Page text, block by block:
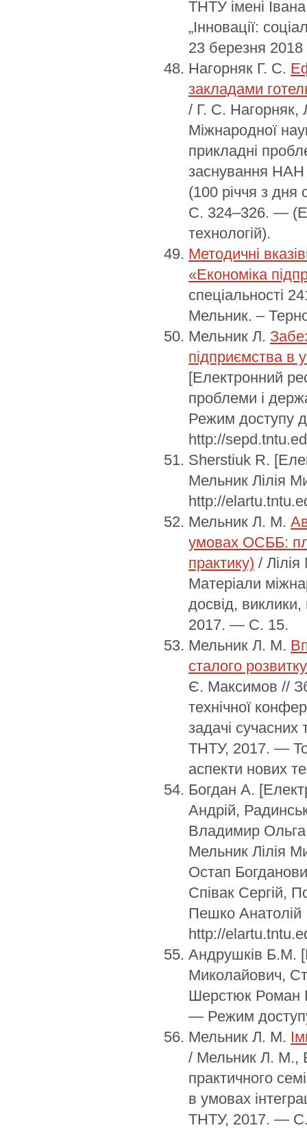
ТНТУ імені
„Інновації:
23 березня
Нагорняк Г. С.
закладами
/ Г. С.
Міжнародної
прикладні
заснування НАН
(100 річчя з
С. 324–326. —
технологій).
Методичні
«Економіка
спеціальності
Мельник. –
Мельник Л.
підприємства в
[Електронний
проблеми і
Режим доступу
http://
Sherstiuk R.
Мельник Лілія
http://
Мельник Л. М.
умовах ОСББ:
практику) /
Матеріали
досвід,
2017. — С. 15.
Мельник Л. М.
сталого
Є. Максимов //
технічної
задачі
ТНТУ, 2017. —
аспекти нових
Богдан А.
Андрій,
Владимир
Мельник Лілія
Остап
Співак Сергій,
Пешко
http://
Андрушків Б.М.
Миколайович,
Шерстюк Роман
— Режим
Мельник Л. М.
/ Мельник Л. М.,
практичного
в умовах
ТНТУ, 2017. —